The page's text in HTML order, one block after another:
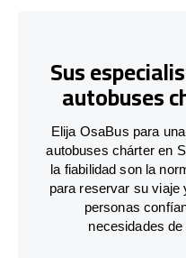
Sus
autobuses
Elija OsaBus para
autobuses chárter en
la fiabilidad son la
para reservar su viaje
personas
necesidades